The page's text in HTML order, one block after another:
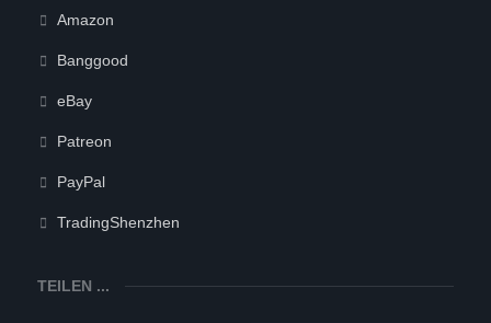
Amazon
Banggood
eBay
Patreon
PayPal
TradingShenzhen
TEILEN ...